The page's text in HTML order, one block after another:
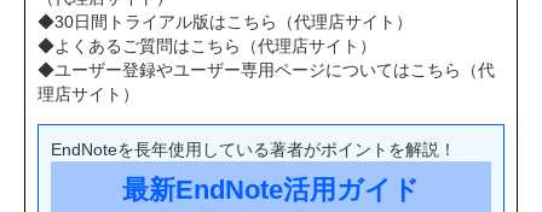
◆30日間トライアル版はこちら（代理店サイト）
◆よくあるご質問はこちら（代理店サイト）
◆ユーザー登録やユーザー専用ページについてはこちら（代
理店サイト）
EndNoteを長年使用している著者がポイントを解説！
最新EndNote活用ガイド